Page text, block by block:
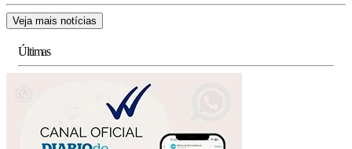
Veja mais notícias
Últimas